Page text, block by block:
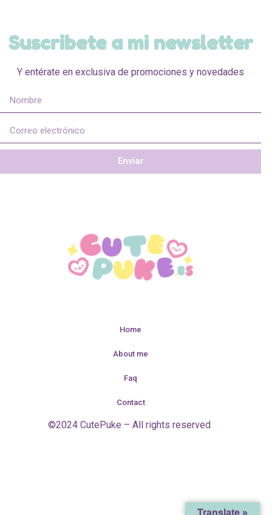
Suscribete a mi newsletter
Y entérate en exclusiva de promociones y novedades
Enviar
Home
About me
Faq
Contact
©2024 CutePuke – All rights reserved
Translate »